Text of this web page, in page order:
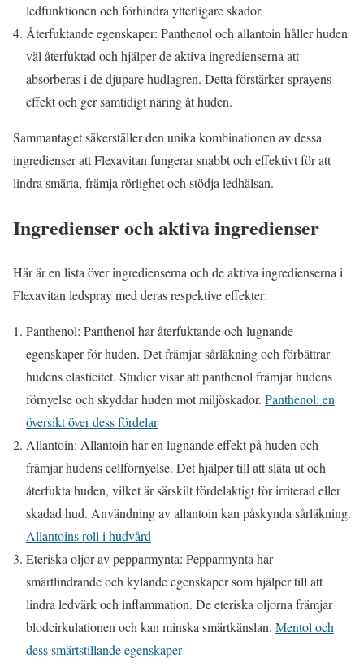
ledfunktionen och förhindra ytterligare skador.
Återfuktande egenskaper: Panthenol och allantoin håller huden
väl återfuktad och hjälper de aktiva ingredienserna att
absorberas i de djupare hudlagren. Detta förstärker sprayens
effekt och ger samtidigt näring åt huden.
Sammantaget säkerställer den unika kombinationen av dessa
ingredienser att Flexavitan fungerar snabbt och effektivt för att
lindra smärta, främja rörlighet och stödja ledhälsan.
Ingredienser och aktiva ingredienser
Här är en lista över ingredienserna och de aktiva ingredienserna i
Flexavitan ledspray med deras respektive effekter:
Panthenol: Panthenol har återfuktande och lugnande
egenskaper för huden. Det främjar sårläkning och förbättrar
hudens elasticitet. Studier visar att panthenol främjar hudens
förnyelse och skyddar huden mot miljöskador. Panthenol: en
översikt över dess fördelar
Allantoin: Allantoin har en lugnande effekt på huden och
främjar hudens cellförnyelse. Det hjälper till att släta ut och
återfukta huden, vilket är särskilt fördelaktigt för irriterad eller
skadad hud. Användning av allantoin kan påskynda sårläkning.
Allantoins roll i hudvård
Eteriska oljor av pepparmynta: Pepparmynta har
smärtlindrande och kylande egenskaper som hjälper till att
lindra ledvärk och inflammation. De eteriska oljorna främjar
blodcirkulationen och kan minska smärtkänslan. Mentol och
dess smärtstillande egenskaper